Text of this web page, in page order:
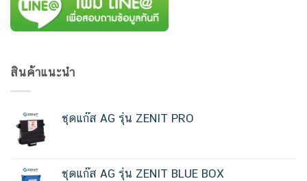
สินค้าแนะนำ
ชุดแก๊ส AG รุ่น ZENIT PRO
ชุดแก๊ส AG รุ่น ZENIT BLUE BOX